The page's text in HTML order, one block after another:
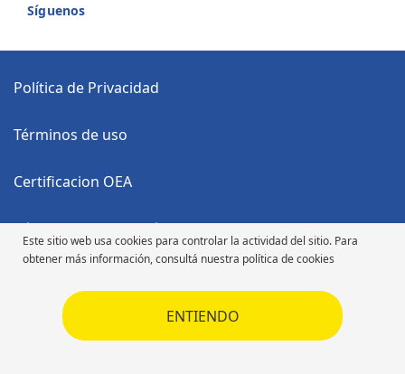
Este sitio web usa cookies para controlar la actividad del sitio. Para
obtener más información, consultá nuestra política de cookies
ENTIENDO
Síguenos
Política de Privacidad
Términos de uso
Certificacion OEA
Código Anticorrupción
Código de Ética